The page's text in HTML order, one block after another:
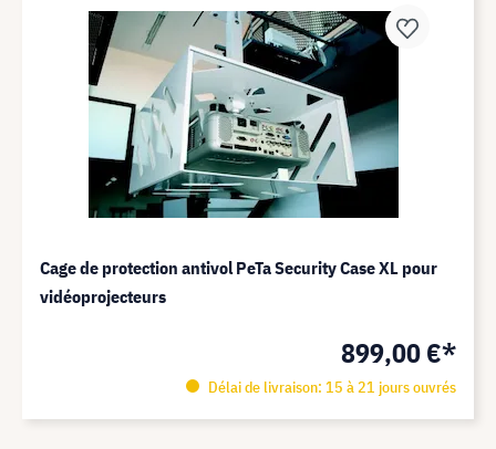
Cage de protection antivol PeTa Security Case XL pour
vidéoprojecteurs
899,00 €*
Délai de livraison: 15 à 21 jours ouvrés